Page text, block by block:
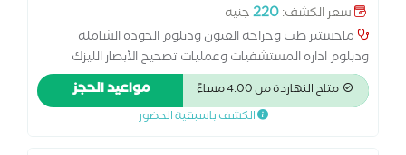
سعر الكشف:220جنيه
ماجستير طب وجراحه العيون ودبلوم الجوده الشامله
ودبلوم اداره المستشفيات وعمليات تصحيح الأبصار الليزك
وعمليات شفط المياه البيضاء بالفاكو وزرع عدسه وعمليات
حقن داخل الجسم الزجاجي وعمليات الشبكيه وعلاج المياه
الزرقاء وعلاج ارتشاح الشبكيه وكشف النظر بالكمبيوتر
متاح النهاردة من 4:00 مساءً مواعيد الحجز
الكشف باسبقية الحضور